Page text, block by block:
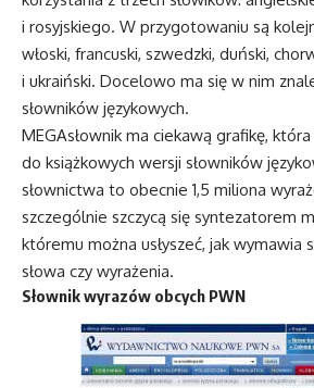
i rosyjskiego. W przygotowaniu są
włoski, francuski, szwedzki, duński,
i ukraiński. Docelowo ma się w nim
słowników językowych.
MEGAsłownik ma ciekawą grafikę,
do książkowych wersji słowników
słownictwa to obecnie 1,5 miliona
szczególnie szczycą się syntezatorem
któremu można usłyszeć, jak wymawia
słowa czy wyrażenia.
Słownik wyrazów obcych PWN